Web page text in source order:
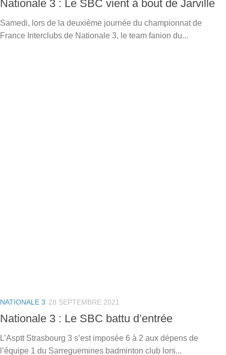
Nationale 3 : Le SBC vient à bout de Jarville
Samedi, lors de la deuxième journée du championnat de
France Interclubs de Nationale 3, le team fanion du...
NATIONALE 3 28 SEPTEMBRE 2021
Nationale 3 : Le SBC battu d’entrée
L’Asptt Strasbourg 3 s’est imposée 6 à 2 aux dépens de
l’équipe 1 du Sarreguemines badminton club lors...